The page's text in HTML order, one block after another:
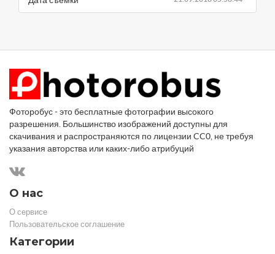
Фоторобус - это бесплатные фотографии высокого
разрешения. Большинство изображений доступны для
скачивания и распространяются по лицензии CC0, не требуя
указания авторства или каких-либо атрибуций
О нас
О сервисе
Пользовательское соглашение
Категории